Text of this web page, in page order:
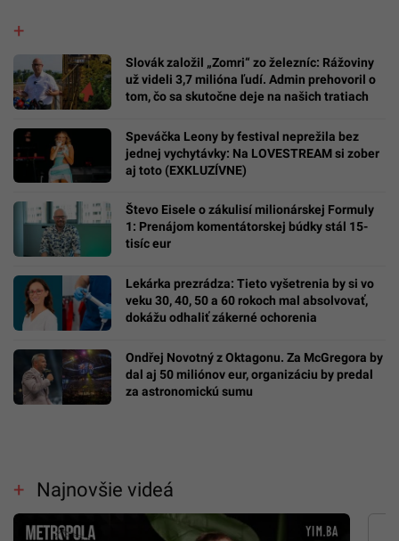
Slovák založil „Zomri“ zo železníc: Rážoviny
už videli 3,7 milióna ľudí. Admin prehovoril o
tom, čo sa skutočne deje na našich tratiach
Speváčka Leony by festival neprežila bez
jednej vychytávky: Na LOVESTREAM si zober
aj toto (EXKLUZÍVNE)
Števo Eisele o zákulisí milionárskej Formuly
1: Prenájom komentátorskej búdky stál 15-
tisíc eur
Lekárka prezrádza: Tieto vyšetrenia by si vo
veku 30, 40, 50 a 60 rokoch mal absolvovať,
dokážu odhaliť zákerné ochorenia
Ondřej Novotný z Oktagonu. Za McGregora by
dal aj 50 miliónov eur, organizáciu by predal
za astronomickú sumu
Najnovšie videá